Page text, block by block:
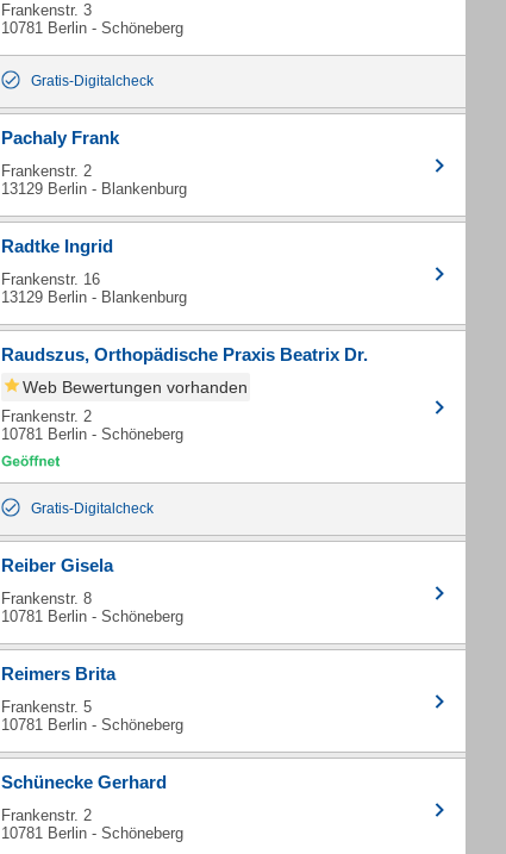
Frankenstr. 3
10781 Berlin - Schöneberg
Gratis-Digitalcheck
Pachaly Frank
Frankenstr. 2
13129 Berlin - Blankenburg
Radtke Ingrid
Frankenstr. 16
13129 Berlin - Blankenburg
Raudszus, Orthopädische Praxis Beatrix Dr.
Web Bewertungen vorhanden
Frankenstr. 2
10781 Berlin - Schöneberg
Gratis-Digitalcheck
Reiber Gisela
Frankenstr. 8
10781 Berlin - Schöneberg
Reimers Brita
Frankenstr. 5
10781 Berlin - Schöneberg
Schünecke Gerhard
Frankenstr. 2
10781 Berlin - Schöneberg